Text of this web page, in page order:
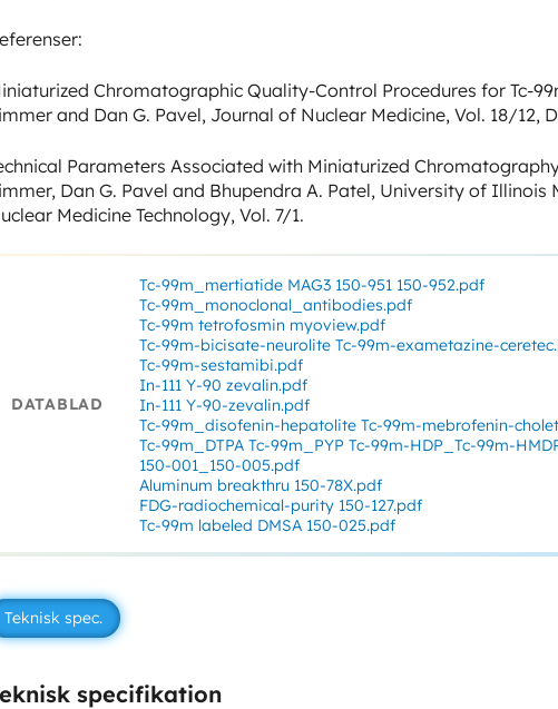
Chromatographic Quality-Control Procedures for Tc-
and Dan G. Pavel, Journal of Nuclear Medicine, Vol. 18/12,
Parameters Associated with Miniaturized
Dan G. Pavel and Bhupendra A. Patel, University of
Medicine Technology, Vol. 7/1.
DATABLAD
Tc-99m_mertiatide MAG3 150-951 150-952.pdf
Tc-99m_monoclonal_antibodies.pdf
Tc-99m tetrofosmin myoview.pdf
Tc-99m-bicisate-neurolite Tc-99m-exametazine-
Tc-99m-sestamibi.pdf
In-111 Y-90 zevalin.pdf
In-111 Y-90-zevalin.pdf
Tc-99m_disofenin-hepatolite Tc-99m-mebrofenin-
Tc-99m_DTPA Tc-99m_PYP Tc-99m-HDP_Tc-99m-
150-001_150-005.pdf
Aluminum breakthru 150-78X.pdf
FDG-radiochemical-purity 150-127.pdf
Tc-99m labeled DMSA 150-025.pdf
Teknisk spec.
specifikation